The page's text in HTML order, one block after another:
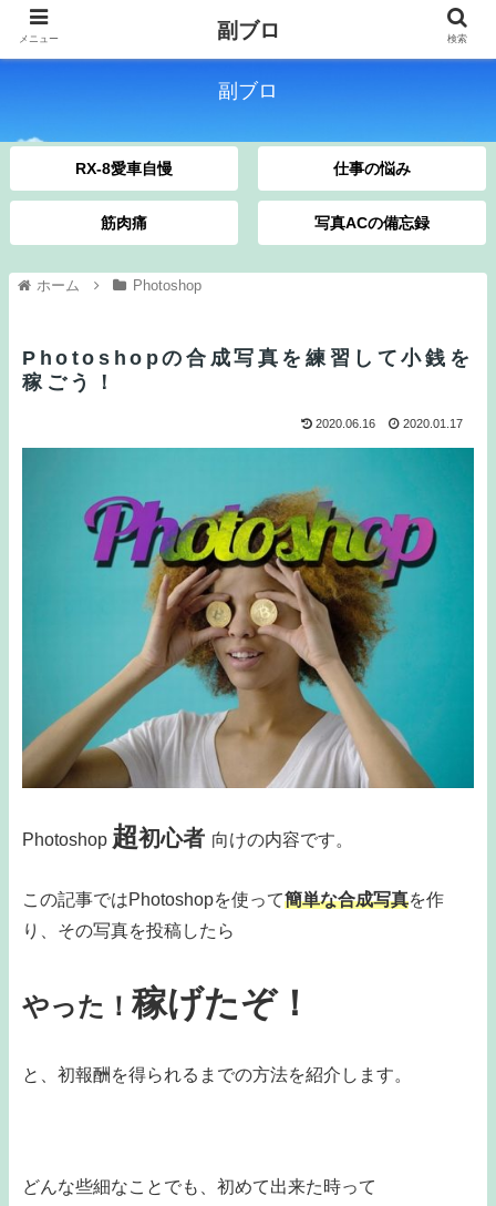
副ブロ
RX-8愛車自慢 仕事の悩み
筋肉痛 写真ACの備忘録
ホーム Photoshop
Photoshopの合成写真を練習して小銭を
稼ごう！
2020.06.16 2020.01.17
Photoshop 超初心者 向けの内容です。
この記事ではPhotoshopを使って簡単な合成写真を作
り、その写真を投稿したら
やった！ 稼げたぞ！
と、初報酬を得られるまでの方法を紹介します。
どんな些細なことでも、初めて出来た時って
メニュー 副ブロ 検索